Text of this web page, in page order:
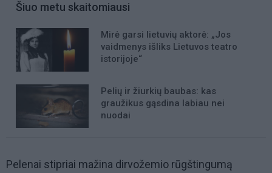
Šiuo metu skaitomiausi
Mirė garsi lietuvių aktorė: „Jos
vaidmenys išliks Lietuvos teatro
istorijoje“
Pelių ir žiurkių baubas: kas
graužikus gąsdina labiau nei
nuodai
Pelenai stipriai mažina dirvožemio rūgštingumą